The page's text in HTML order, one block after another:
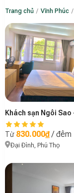
Trang chủ / Vĩnh Phúc /
Từ 830.000₫/ đêm
Đại Đình, Phú Thọ